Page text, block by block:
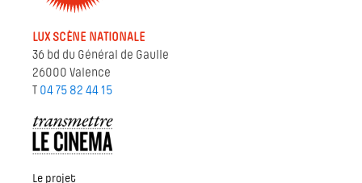
LUX SCÈNE NATIONALE
36 bd du Général de Gaulle
26000 Valence
T 04 75 82 44 15
Le projet